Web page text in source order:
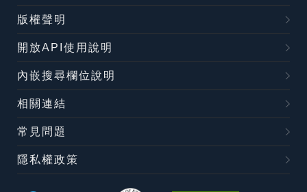
版權聲明
開放API使用說明
內嵌搜尋欄位說明
相關連結
常見問題
隱私權政策